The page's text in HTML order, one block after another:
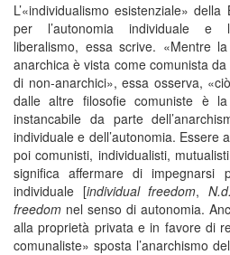
L’«individualismo esistenziale»
per l’autonomia individuale e
liberalismo, essa scrive. «Mentre
anarchica è vista come comunista
di non-anarchici», essa osserva,
dalle altre filosofie comuniste è
instancabile da parte
individuale e dell’autonomia. Essere
poi comunisti, individualisti,
significa affermare di
individuale [individual freedom,
freedom nel senso di autonomia.
alla proprietà privata e in favore di
comunaliste» sposta l’anarchismo